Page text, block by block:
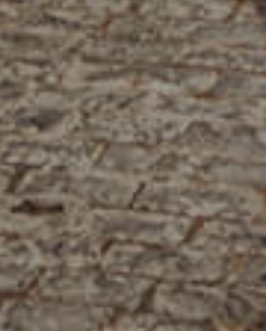
الصفحة الرئيسية
قصتنا
قائمة الطعام
فرعنا
صالات الطعام الخاصة
وظائف
INFO@SOBHYKABER.SA
+966 9200 13266
مطعم صبحي كابر